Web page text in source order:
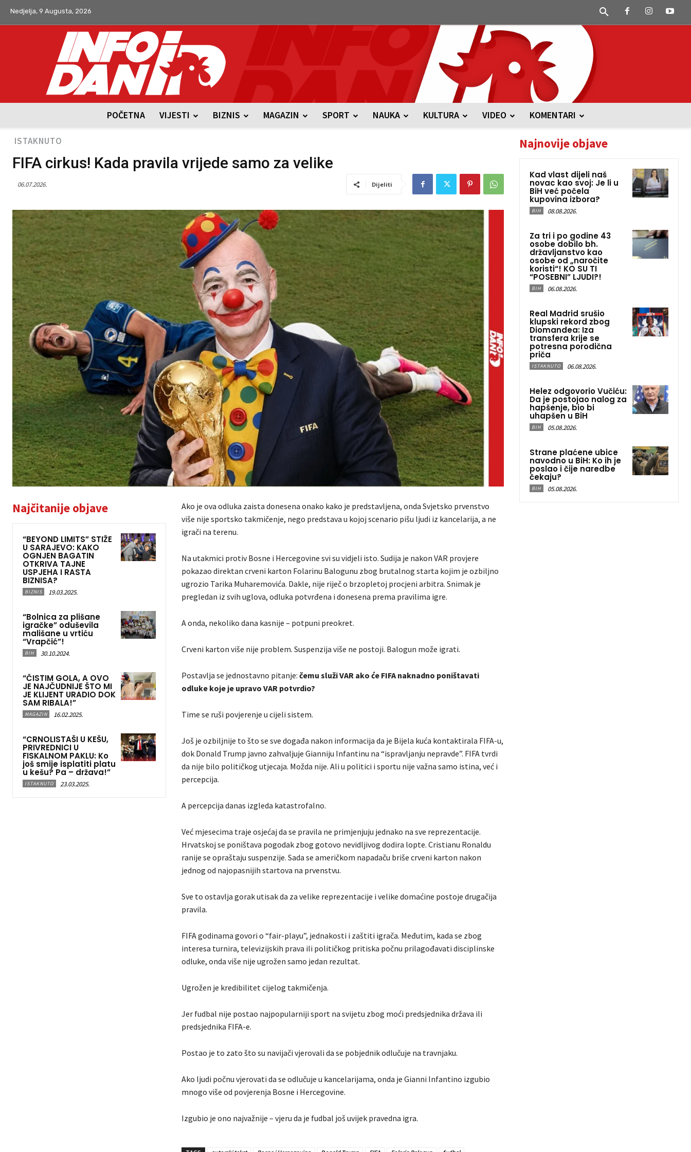
Nedjelja, 9 Augusta, 2026
POČETNA VIJESTI BIZNIS MAGAZIN SPORT NAUKA KULTURA VIDEO KOMENTARI
ISTAKNUTO
FIFA cirkus! Kada pravila vrijede samo za velike
06.07.2026. Dijeliti
Najčitanije objave
“BEYOND LIMITS” STIŽE
U SARAJEVO: KAKO
OGNJEN BAGATIN
OTKRIVA TAJNE
USPJEHA I RASTA
BIZNISA?
BIZNIS 19.03.2025.
“Bolnica za plišane
igračke” oduševila
mališane u vrtiću
“Vrapčić”!
BIH 30.10.2024.
“ČISTIM GOLA, A OVO
JE NAJČUDNIJE ŠTO MI
JE KLIJENT URADIO DOK
SAM RIBALA!”
MAGAZIN 16.02.2025.
“CRNOLISTAŠI U KEŠU,
PRIVREDNICI U
FISKALNOM PAKLU: Ko
još smije isplatiti platu
u kešu? Pa – država!”
ISTAKNUTO 23.03.2025.
Ako je ova odluka zaista donesena onako kako je predstavljena, onda Svjetsko prvenstvo
više nije sportsko takmičenje, nego predstava u kojoj scenario pišu ljudi iz kancelarija, a ne
igrači na terenu.
Na utakmici protiv Bosne i Hercegovine svi su vidjeli isto. Sudija je nakon VAR provjere
pokazao direktan crveni karton Folarinu Balogunu zbog brutalnog starta kojim je ozbiljno
ugrozio Tarika Muharemovića. Dakle, nije riječ o brzopletoj procjeni arbitra. Snimak je
pregledan iz svih uglova, odluka potvrđena i donesena prema pravilima igre.
A onda, nekoliko dana kasnije – potpuni preokret.
Crveni karton više nije problem. Suspenzija više ne postoji. Balogun može igrati.
Postavlja se jednostavno pitanje: čemu služi VAR ako će FIFA naknadno poništavati
odluke koje je upravo VAR potvrdio?
Time se ruši povjerenje u cijeli sistem.
Još je ozbiljnije to što se sve događa nakon informacija da je Bijela kuća kontaktirala FIFA-u,
dok Donald Trump javno zahvaljuje Gianniju Infantinu na “ispravljanju nepravde”. FIFA tvrdi
da nije bilo političkog utjecaja. Možda nije. Ali u politici i sportu nije važna samo istina, već i
percepcija.
A percepcija danas izgleda katastrofalno.
Već mjesecima traje osjećaj da se pravila ne primjenjuju jednako na sve reprezentacije.
Hrvatskoj se poništava pogodak zbog gotovo nevidljivog dodira lopte. Cristianu Ronaldu
ranije se opraštaju suspenzije. Sada se američkom napadaču briše crveni karton nakon
jednog od najopasnijih startova na prvenstvu.
Sve to ostavlja gorak utisak da za velike reprezentacije i velike domaćine postoje drugačija
pravila.
FIFA godinama govori o “fair-playu”, jednakosti i zaštiti igrača. Međutim, kada se zbog
interesa turnira, televizijskih prava ili političkog pritiska počnu prilagođavati disciplinske
odluke, onda više nije ugrožen samo jedan rezultat.
Ugrožen je kredibilitet cijelog takmičenja.
Jer fudbal nije postao najpopularniji sport na svijetu zbog moći predsjednika država ili
predsjednika FIFA-e.
Postao je to zato što su navijači vjerovali da se pobjednik odlučuje na travnjaku.
Ako ljudi počnu vjerovati da se odlučuje u kancelarijama, onda je Gianni Infantino izgubio
mnogo više od povjerenja Bosne i Hercegovine.
Izgubio je ono najvažnije – vjeru da je fudbal još uvijek pravedna igra.
Najnovije objave
Kad vlast dijeli naš
novac kao svoj: Je li u
BiH već počela
kupovina izbora?
BIH 08.08.2026.
Za tri i po godine 43
osobe dobilo bh.
državljanstvo kao
osobe od „naročite
koristi“! KO SU TI
“POSEBNI” LJUDI?!
BIH 06.08.2026.
Real Madrid srušio
klupski rekord zbog
Diomandea: Iza
transfera krije se
potresna porodična
priča
ISTAKNUTO 06.08.2026.
Helez odgovorio Vučiću:
Da je postojao nalog za
hapšenje, bio bi
uhapšen u BiH
BIH 05.08.2026.
Strane plaćene ubice
navodno u BiH: Ko ih je
poslao i čije naredbe
čekaju?
BIH 05.08.2026.